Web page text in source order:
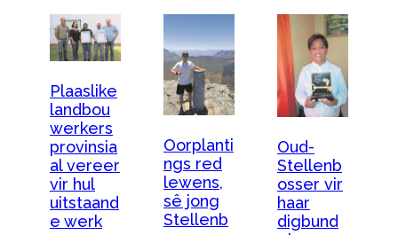
Plaaslike
landbou
werkers
provinsia
al vereer
vir hul
uitstaand
e werk
Oorplanti
ngs red
lewens,
sê jong
Stellenb
Oud-
Stellenb
osser vir
haar
digbund